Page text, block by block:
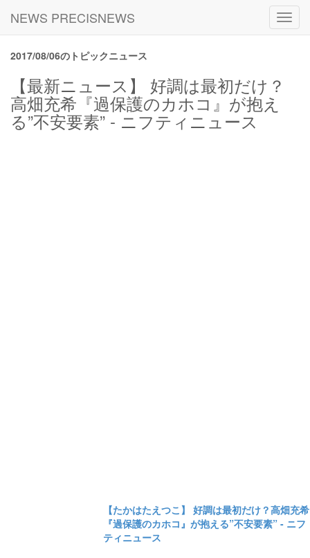
NEWS PRECISNEWS
2017/08/06のトピックニュース
【最新ニュース】 好調は最初だけ？
高畑充希『過保護のカホコ』が抱え
る”不安要素” - ニフティニュース
【たかはたえつこ】 好調は最初だけ？高畑充希
『過保護のカホコ』が抱える”不安要素” - ニフ
ティニュース